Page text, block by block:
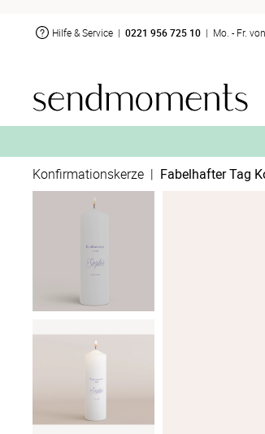
Hilfe & Service | 0221 956 725 10 | Mo. - Fr.
Konfirmationskerze | Fabelhafter Tag